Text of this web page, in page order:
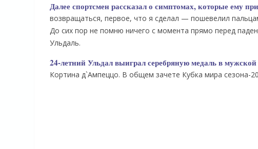
Далее спортсмен рассказал о симптомах, которые ему
возвращаться, первое, что я сделал — пошевелил
До сих пор не помню ничего с момента прямо перед
Ульдаль.
24-летний Ульдал выиграл серебряную медаль в
Кортина д`Ампеццо. В общем зачете Кубка мира сезона-